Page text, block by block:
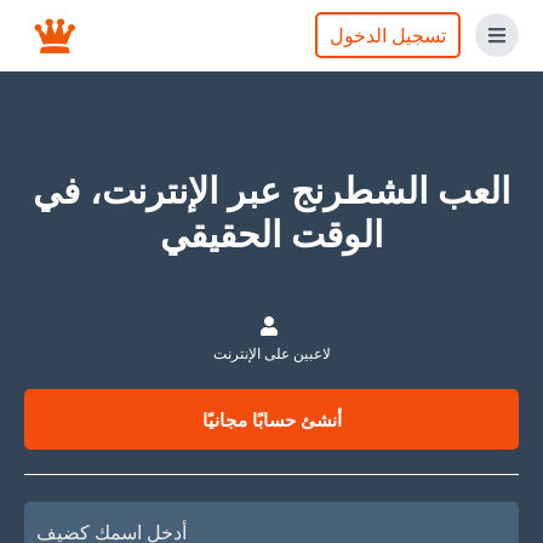
تسجيل الدخول
العب الشطرنج عبر الإنترنت، في
الوقت الحقيقي
أنشئ حسابًا مجانيًا
لاعبين على الإنترنت